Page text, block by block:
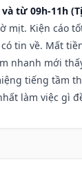
từ 09h-11h
mịt. Kiện cáo
tin về. Mất
nhanh mới
tiếng tầm
làm việc gì